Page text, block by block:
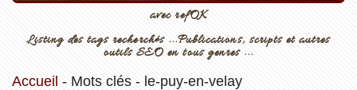
avec refOK
Listing des tags recherchés ...Publications, scripts et autres
outils SEO en tous genres ...
Accueil - Mots clés- le-puy-en-velay